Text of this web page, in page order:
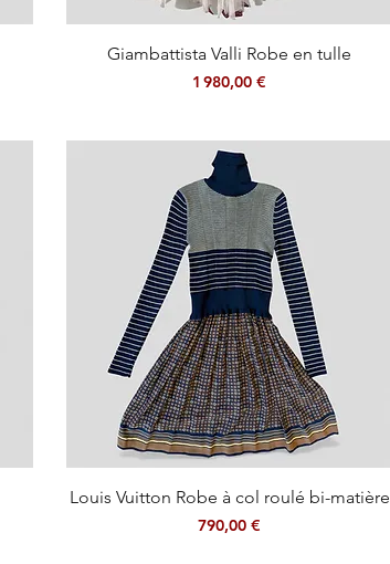
Aperçu rapide
Giambattista Valli Robe en tulle
Prix
1 980,00 €
Aperçu rapide
Louis Vuitton Robe à col roulé bi-matière
Prix
790,00 €